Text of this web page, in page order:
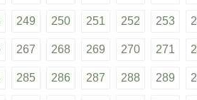
249 250 251 252 253
267 268 269 270 271
285 286 287 288 289